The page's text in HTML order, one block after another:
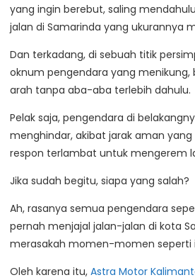
yang ingin berebut, saling
jalan di Samarinda yang ukurannya
Dan terkadang, di sebuah titik
oknum pengendara yang menikung,
arah tanpa aba-aba terlebih dahulu.
Pelak saja, pengendara di
menghindar, akibat jarak aman
respon terlambat untuk mengerem
Jika sudah begitu, siapa yang salah?
Ah, rasanya semua pengendara
pernah menjajal jalan-jalan di kota
merasakah momen-momen seperti
Oleh karena itu, Astra Motor